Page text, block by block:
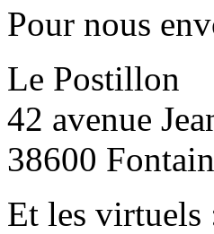
Pour nous
Le Postillon
42 avenue
38600
Et les virtuels